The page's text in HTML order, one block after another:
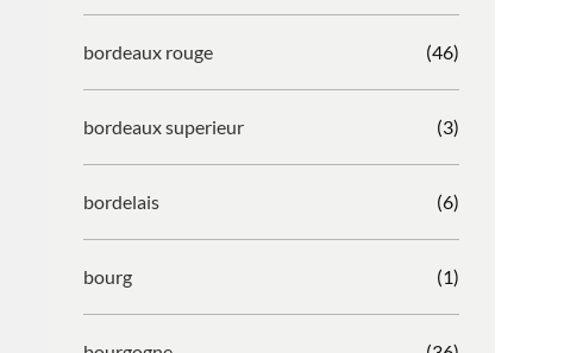
bordeaux rouge (46)
bordeaux superieur (3)
bordelais (6)
bourg (1)